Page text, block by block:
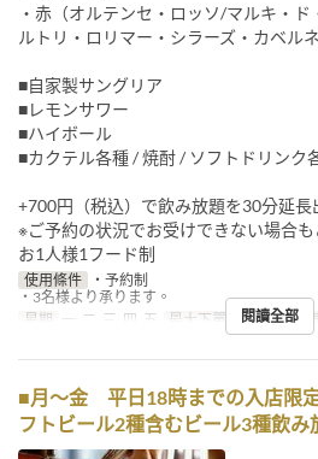
・赤（オルテンセ・ロッソ/マルキ・
ルトリ・ロリマー・シラーズ・カベルネ
■自家製サングリア
■レモンサワー
■ハイボール
■カクテル各種 / 焼酎 / ソフトドリンク
+700円（税込）で飲み放題を30分延長
※ご予約の状況でお受けできない場合も
お1人様1フード制
使用條件
・予約制
・3名様より承ります。
星期
一, 二, 三, 四, 五 最大下單數 3 ~ 座位
閱讀全部
■月〜金 平日18時までの入店限
フトビール2種含むビール3種飲み